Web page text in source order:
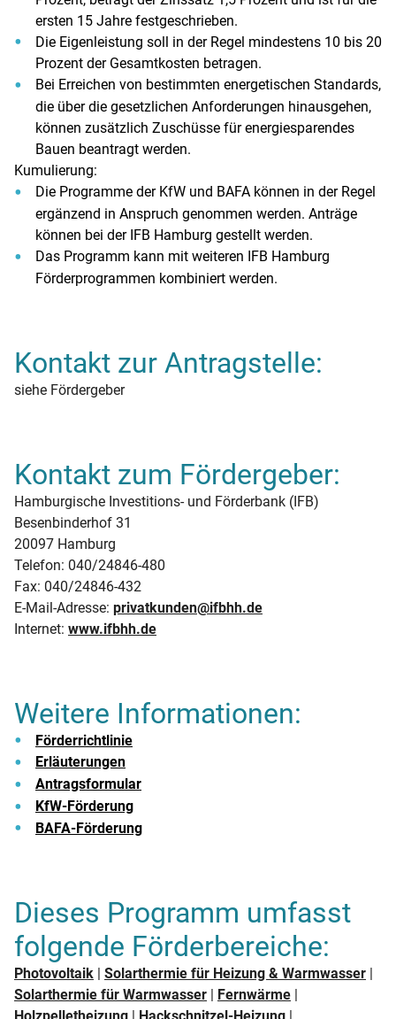
ersten 15 Jahre festgeschrieben.
Die Eigenleistung soll in der Regel mindestens 10 bis 20
Prozent der Gesamtkosten betragen.
Bei Erreichen von bestimmten energetischen Standards,
die über die gesetzlichen Anforderungen hinausgehen,
können zusätzlich Zuschüsse für energiesparendes
Bauen beantragt werden.
Kumulierung:
Die Programme der KfW und BAFA können in der Regel
ergänzend in Anspruch genommen werden. Anträge
können bei der IFB Hamburg gestellt werden.
Das Programm kann mit weiteren IFB Hamburg
Förderprogrammen kombiniert werden.
Kontakt zur Antragstelle:
siehe Fördergeber
Kontakt zum Fördergeber:
Hamburgische Investitions- und Förderbank (IFB)
Besenbinderhof 31
20097 Hamburg
Telefon: 040/24846-480
Fax: 040/24846-432
E-Mail-Adresse: privatkunden@ifbhh.de
Internet: www.ifbhh.de
Weitere Informationen:
Förderrichtlinie
Erläuterungen
Antragsformular
KfW-Förderung
BAFA-Förderung
Dieses Programm umfasst
folgende Förderbereiche:
Photovoltaik Solarthermie für Heizung & Warmwasser
Solarthermie für Warmwasser
Fernwärme